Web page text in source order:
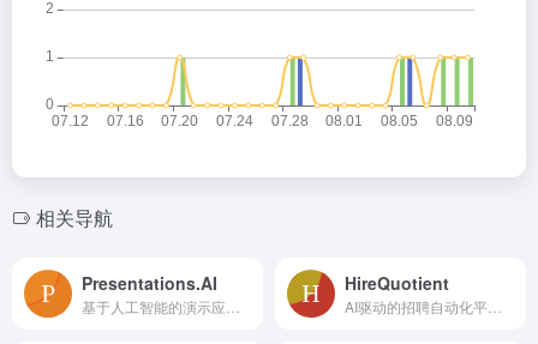
相关导航
Presentations.AI HireQuotient